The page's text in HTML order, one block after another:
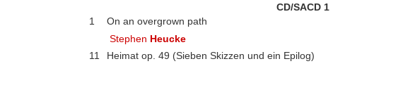
CD/SACD 1
1
On an overgrown path
Stephen Heucke
11
Heimat op. 49 (Sieben Skizzen und ein Epilog)